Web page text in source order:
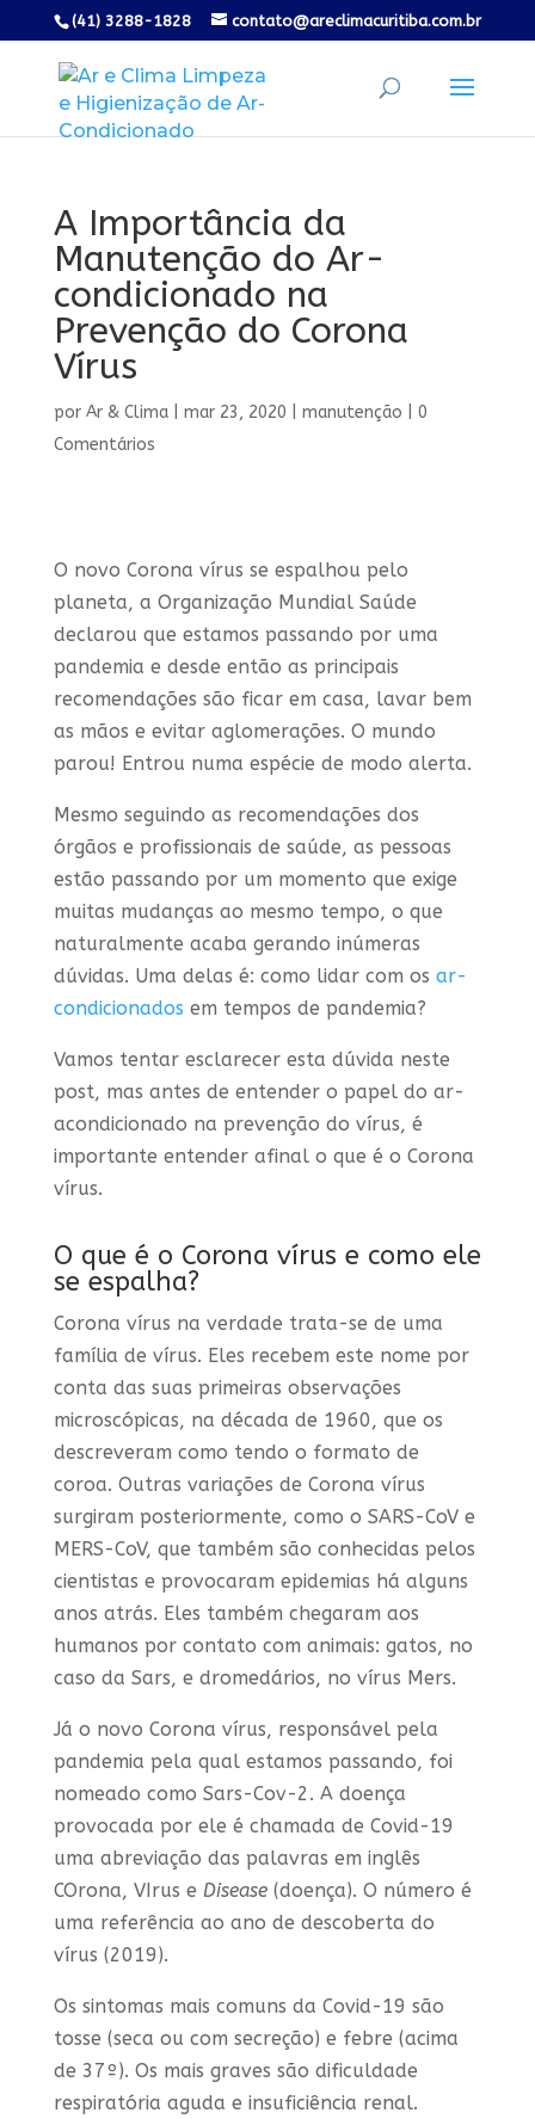
(41) 3288-1828 contato@areclimacuritiba.com.br
A Importância da
Manutenção do Ar-
condicionado na
Prevenção do Corona
Vírus
por Ar & Clima| mar 23, 2020 manutenção
0
Comentários
O novo Corona vírus se espalhou pelo
planeta, a Organização Mundial Saúde
declarou que estamos passando por uma
pandemia e desde então as principais
recomendações são ficar em casa, lavar bem
as mãos e evitar aglomerações. O mundo
parou! Entrou numa espécie de modo alerta.
Mesmo seguindo as recomendações dos
órgãos e profissionais de saúde, as pessoas
estão passando por um momento que exige
muitas mudanças ao mesmo tempo, o que
naturalmente acaba gerando inúmeras
dúvidas. Uma delas é: como lidar com os ar-
condicionados em tempos de pandemia?
Vamos tentar esclarecer esta dúvida neste
post, mas antes de entender o papel do ar-
acondicionado na prevenção do vírus, é
importante entender afinal o que é o Corona
vírus.
O que é o Corona vírus e como ele
se espalha?
Corona vírus na verdade trata-se de uma
família de vírus. Eles recebem este nome por
conta das suas primeiras observações
microscópicas, na década de 1960, que os
descreveram como tendo o formato de
coroa. Outras variações de Corona vírus
surgiram posteriormente, como o SARS-CoV e
MERS-CoV, que também são conhecidas pelos
cientistas e provocaram epidemias há alguns
anos atrás. Eles também chegaram aos
humanos por contato com animais: gatos, no
caso da Sars, e dromedários, no vírus Mers.
Já o novo Corona vírus, responsável pela
pandemia pela qual estamos passando, foi
nomeado como Sars-Cov-2. A doença
provocada por ele é chamada de Covid-19
uma abreviação das palavras em inglês
COrona, VIrus e Disease(doença). O número é
uma referência ao ano de descoberta do
vírus (2019).
Os sintomas mais comuns da Covid-19 são
tosse (seca ou com secreção) e febre (acima
de 37º). Os mais graves são dificuldade
respiratória aguda e insuficiência renal.